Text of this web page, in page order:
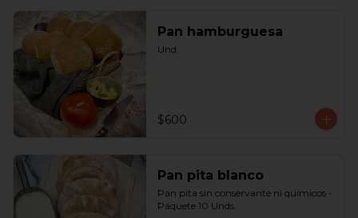
Pan hamburguesa
Und.
$600
Pan pita blanco
Pan pita sin conservante ni químicos -
Paquete 10 Unds.